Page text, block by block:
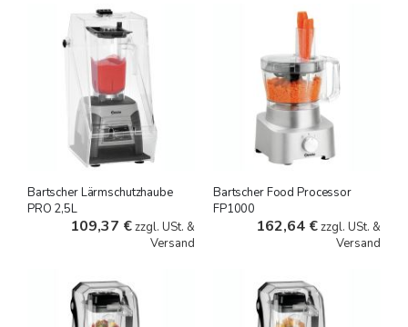
Bartscher Lärmschutzhaube
PRO 2,5L
109,37 €zzgl. USt. &
Versand
Bartscher Food Processor
FP1000
162,64 €zzgl. USt. &
Versand